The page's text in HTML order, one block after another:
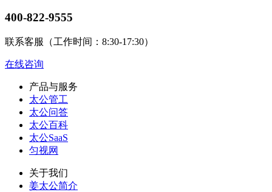
400-822-9555
联系客服（工作时间：8:30-17:30）
在线咨询
产品与服务
太公管工
太公问答
太公百科
太公SaaS
匀视网
关于我们
姜太公简介